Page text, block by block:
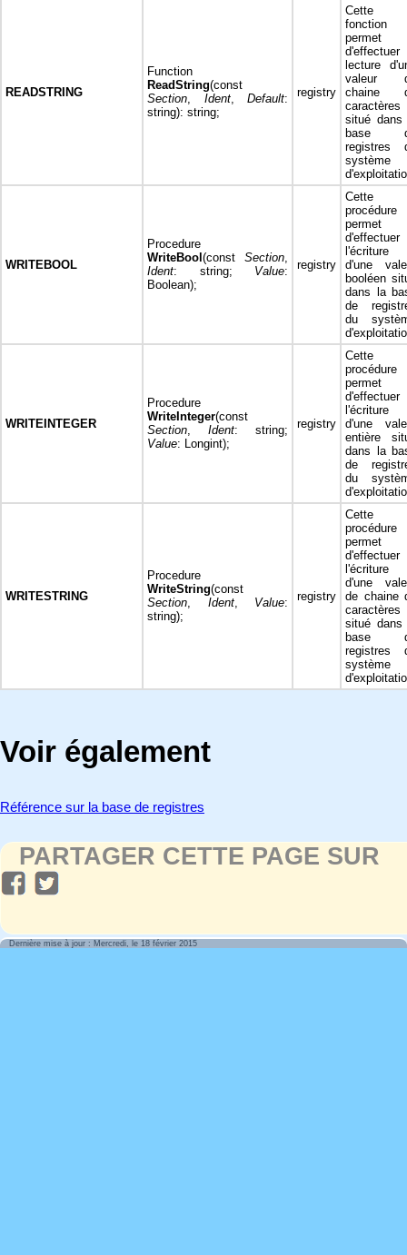
READSTRING
Function
ReadString(const
Section, Ident, Default:
string): string;
registry
Cette
fonction
permet
d'effectuer
lecture
valeur
chaine
caractères
situé dans
base
registres
système
WRITEBOOL
Procedure
WriteBool (const Section,
Ident: string; Value:
Boolean);
registry
Cette
procédure
permet
d'effectuer
l'écriture
d'une
booléen
dans la
de
du
WRITEINTEGER
Procedure
WriteInteger(const
Section, Ident: string;
Value: Longint);
registry
Cette
procédure
permet
d'effectuer
l'écriture
d'une
entière
dans la
de
du
WRITESTRING
Procedure
WriteString(const
Section, Ident, Value:
string);
registry
Cette
procédure
permet
d'effectuer
l'écriture
d'une
de chaine
caractères
situé dans
base
registres
système
Voir également
Référence sur la base de registres
PARTAGER CETTE PAGE SUR
Dernière mise à jour : Mercredi, le 18 février 2015